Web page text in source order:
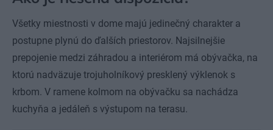
Všetky miestnosti v dome majú jedinečný charakter a
postupne plynú do ďalších priestorov. Najsilnejšie
prepojenie medzi záhradou a interiérom má obývačka, na
ktorú nadväzuje trojuholníkový presklený výklenok s
krbom. V ramene kolmom na obývačku sa nachádza
kuchyňa a jedáleň s výstupom na terasu.